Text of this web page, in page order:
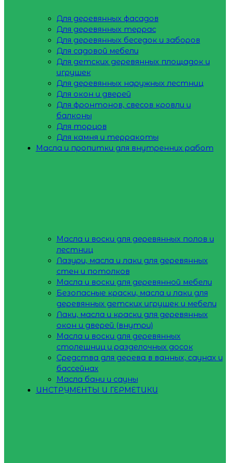
Для деревянных фасадов
Для деревянных террас
Для деревянных беседок и заборов
Для садовой мебели
Для детских деревянных площадок и
игрушек
Для деревянных наружных лестниц
Для окон и дверей
Для фронтонов, свесов кровли и
балконы
Для торцов
Для камня и терракоты
Масла и пропитки для внутренних работ
Масла и воски для деревянных полов и
лестниц
Лазури, масла и лаки для деревянных
стен и потолков
Масла и воски для деревянной мебели
Безопасные краски, масла и лаки для
деревянных детских игрушек и мебели
Лаки, масла и краски для деревянных
окон и дверей (внутри)
Масла и воски для деревянных
столешниц и разделочных досок
Средства для дерева в ванных, саунах и
бассейнах
Масла бани и сауны
ИНСТРУМЕНТЫ И ГЕРМЕТИКИ